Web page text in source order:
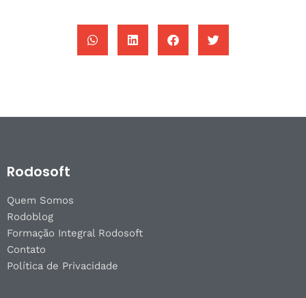
Rodosoft
Quem Somos
Rodoblog
Formação Integral Rodosoft
Contato
Política de Privacidade